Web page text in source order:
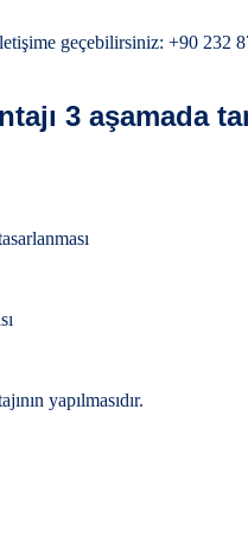
geçebilirsiniz: +90 232
3 aşamada
yapılmasıdır.